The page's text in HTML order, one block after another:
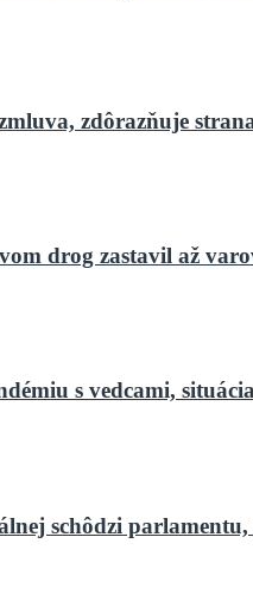
zdôrazňuje
drog zastavil až
s vedcami,
schôdzi